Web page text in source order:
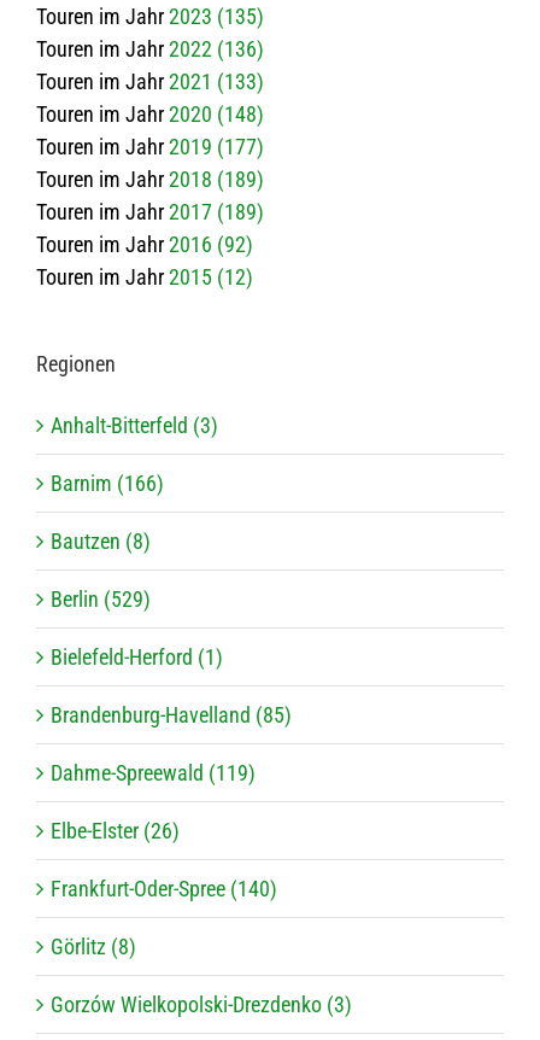
Touren im Jahr2023 (135)
Touren im Jahr2022 (136)
Touren im Jahr2021 (133)
Touren im Jahr2020 (148)
Touren im Jahr2019 (177)
Touren im Jahr2018 (189)
Touren im Jahr2017 (189)
Touren im Jahr2016 (92)
Touren im Jahr2015 (12)
Regio­nen
Anhalt-Bitterfeld (3)
Barnim (166)
Bautzen (8)
Berlin (529)
Bielefeld-Herford (1)
Brandenburg-Havelland (85)
Dahme-Spreewald (119)
Elbe-Elster (26)
Frankfurt-Oder-Spree (140)
Görlitz (8)
Gorzów Wielkopolski-Drezdenko (3)